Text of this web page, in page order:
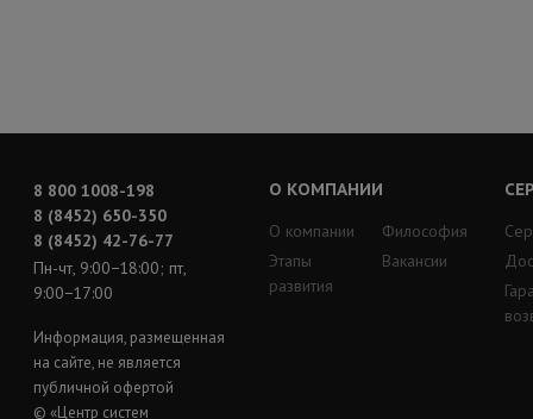
8 800 1008-198
8 (8452) 650-350
8 (8452) 42-76-77
Пн-чт, 9:00−18:00; пт,
9:00−17:00
Информация, размещенная
на сайте, не является
публичной офертой
© «Центр систем
О КОМПАНИИ
О компании
Этапы
развития
Философия
Вакансии